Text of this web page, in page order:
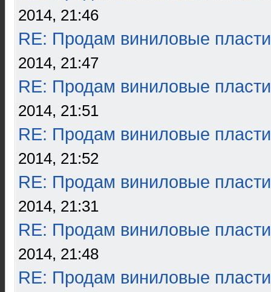
2014, 21:46
RE: Продам виниловые
2014, 21:47
RE: Продам виниловые
2014, 21:51
RE: Продам виниловые
2014, 21:52
RE: Продам виниловые
2014, 21:31
RE: Продам виниловые
2014, 21:48
RE: Продам виниловые